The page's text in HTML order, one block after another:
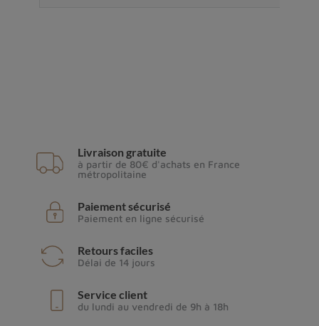
Livraison gratuite
à partir de 80€ d'achats en France
métropolitaine
Paiement sécurisé
Paiement en ligne sécurisé
Retours faciles
Délai de 14 jours
Service client
du lundi au vendredi de 9h à 18h